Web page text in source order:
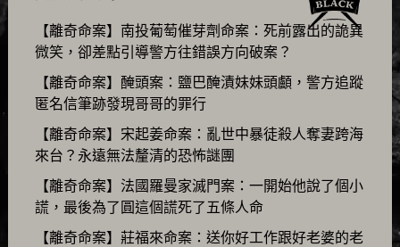
【離奇命案】南投葡萄催芽劑命案：死前露出的詭異
微笑，卻差點引導警方往錯誤方向破案？
【離奇命案】醃頭案：鹽巴醃漬妹妹頭顱，警方追蹤
匿名信筆跡發現哥哥的罪行
【離奇命案】宋起姜命案：亂世中暴徒殺人奪妻跨海
來台？永遠無法釐清的恐怖謎團
【離奇命案】法國羅曼家滅門案：一開始他說了個小
謊，最後為了圓這個謊死了五條人命
【離奇命案】莊福來命案：送你好工作跟好老婆的老